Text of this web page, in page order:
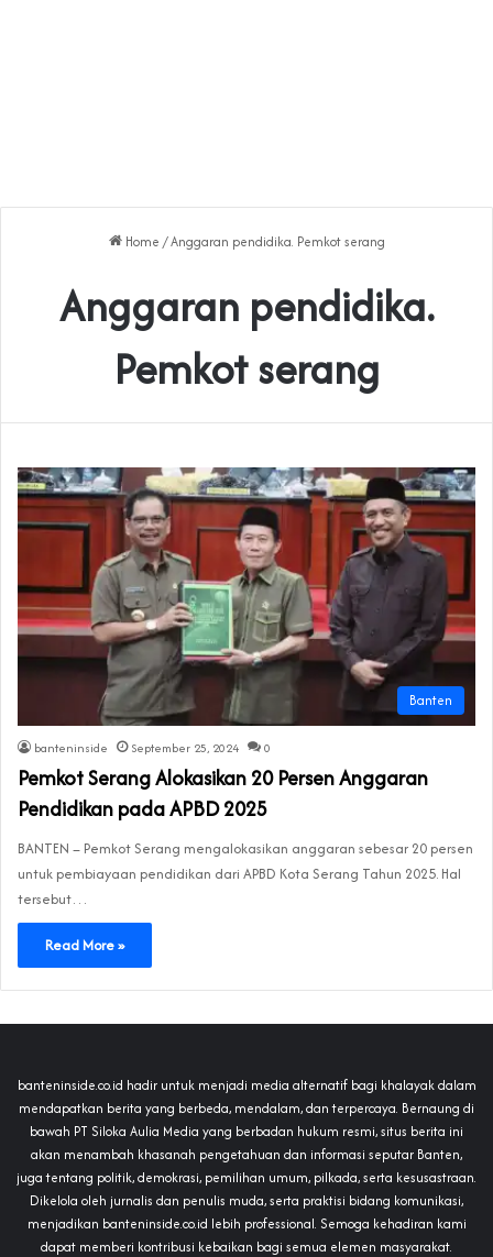
Home / Anggaran pendidika. Pemkot serang
Anggaran pendidika.
Pemkot serang
Banten
banteninside September 25, 2024 0
Pemkot Serang Alokasikan 20 Persen Anggaran
Pendidikan pada APBD 2025
BANTEN – Pemkot Serang mengalokasikan anggaran sebesar 20 persen
untuk pembiayaan pendidikan dari APBD Kota Serang Tahun 2025. Hal
tersebut…
Read More »
banteninside.co.id hadir untuk menjadi media alternatif bagi khalayak dalam
mendapatkan berita yang berbeda, mendalam, dan terpercaya. Bernaung di
bawah PT Siloka Aulia Media yang berbadan hukum resmi, situs berita ini
akan menambah khasanah pengetahuan dan informasi seputar Banten,
juga tentang politik, demokrasi, pemilihan umum, pilkada, serta kesusastraan.
Dikelola oleh jurnalis dan penulis muda, serta praktisi bidang komunikasi,
menjadikan banteninside.co.id lebih professional. Semoga kehadiran kami
dapat memberi kontribusi kebaikan bagi semua elemen masyarakat.